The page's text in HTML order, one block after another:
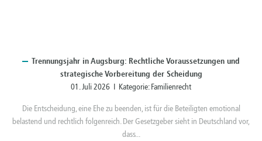
Trennungsjahr in Augsburg: Rechtliche Voraussetzungen und
strategische Vorbereitung der Scheidung
01. Juli 2026 I Kategorie:Familienrecht
Die Entscheidung, eine Ehe zu beenden, ist für die Beteiligten emotional
belastend und rechtlich folgenreich. Der Gesetzgeber sieht in Deutschland vor,
dass...